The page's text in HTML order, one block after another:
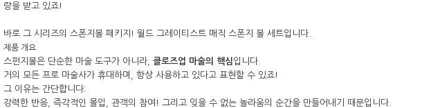
랑을 받고 있죠!
바로 그 시리즈의 스폰지볼 패키지! 월드 그레이티스트 매직 스폰지 볼 세트입니다.
제품 개요
스펀지볼은 단순한 마술 도구가 아니라, 클로즈업 마술의 핵심입니다.
거의 모든 프로 마술사가 휴대하며, 항상 사용하고 있다고 표현할 수 있죠!
그 이유는 간단합니다:
강력한 반응, 즉각적인 몰입, 관객의 참여! 그리고 잊을 수 없는 놀라움의 순간을 만들어내기 때문입니다.